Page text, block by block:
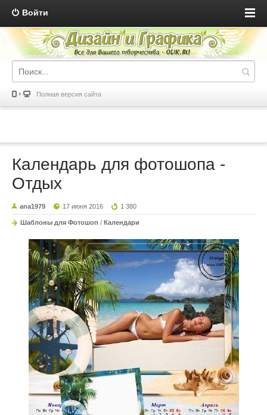
Войти
Полная версия сайта
Календарь для фотошопа -
Отдых
ana1979 17 июня 2016 1 380
Шаблоны для Фотошоп / Календари